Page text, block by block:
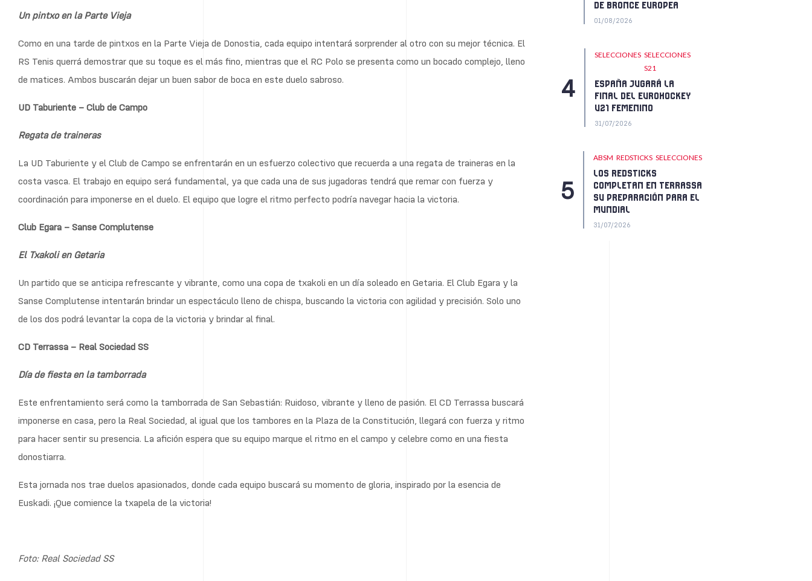
Un pintxo en la Parte Vieja
Como en una tarde de pintxos en la Parte Vieja de Donostia, cada equipo intentará sorprender al otro con su mejor técnica. El
RS Tenis querrá demostrar que su toque es el más fino, mientras que el RC Polo se presenta como un bocado complejo, lleno
de matices. Ambos buscarán dejar un buen sabor de boca en este duelo sabroso.
UD Taburiente – Club de Campo
Regata de traineras
La UD Taburiente y el Club de Campo se enfrentarán en un esfuerzo colectivo que recuerda a una regata de traineras en la
costa vasca. El trabajo en equipo será fundamental, ya que cada una de sus jugadoras tendrá que remar con fuerza y
coordinación para imponerse en el duelo. El equipo que logre el ritmo perfecto podría navegar hacia la victoria.
Club Egara – Sanse Complutense
El Txakoli en Getaria
Un partido que se anticipa refrescante y vibrante, como una copa de txakoli en un día soleado en Getaria. El Club Egara y la
Sanse Complutense intentarán brindar un espectáculo lleno de chispa, buscando la victoria con agilidad y precisión. Solo uno
de los dos podrá levantar la copa de la victoria y brindar al final.
CD Terrassa – Real Sociedad SS
Día de fiesta en la tamborrada
Este enfrentamiento será como la tamborrada de San Sebastián: Ruidoso, vibrante y lleno de pasión. El CD Terrassa buscará
imponerse en casa, pero la Real Sociedad, al igual que los tambores en la Plaza de la Constitución, llegará con fuerza y ritmo
para hacer sentir su presencia. La afición espera que su equipo marque el ritmo en el campo y celebre como en una fiesta
donostiarra.
Esta jornada nos trae duelos apasionados, donde cada equipo buscará su momento de gloria, inspirado por la esencia de
Euskadi. ¡Que comience la txapela de la victoria!
Foto: Real Sociedad SS
DE BRONCE EUROPEA
01/08/2026
SELECCIONES SELECCIONES
S21
ESPAÑA JUGARÁ LA
FINAL DEL EUROHOCKEY
U21 FEMENINO
31/07/2026
ABSM REDSTICKS SELECCIONES
LOS REDSTICKS
COMPLETAN EN TERRASSA
SU PREPARACIÓN PARA EL
MUNDIAL
31/07/2026